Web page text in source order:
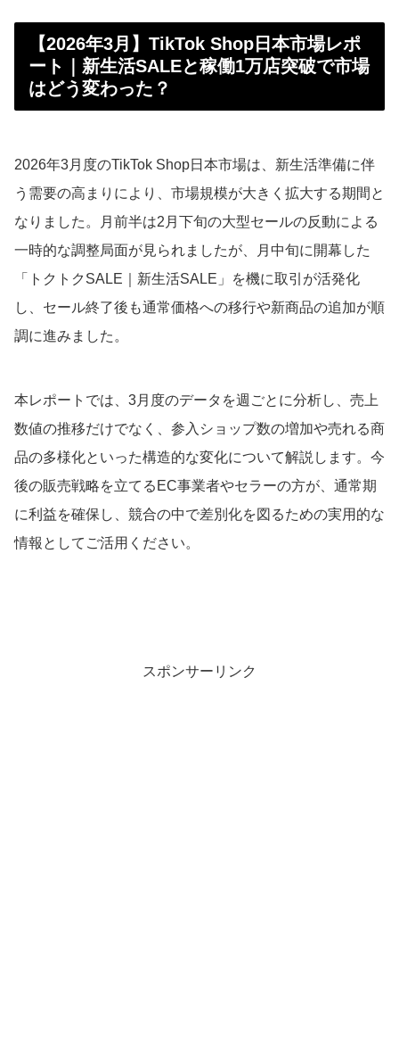
【2026年3月】TikTok Shop日本市場レポ
ート｜新生活SALEと稼働1万店突破で市場
はどう変わった？
2026年3月度のTikTok Shop日本市場は、新生活準備に伴
う需要の高まりにより、市場規模が大きく拡大する期間と
なりました。月前半は2月下旬の大型セールの反動による
一時的な調整局面が見られましたが、月中旬に開幕した
「トクトクSALE｜新生活SALE」を機に取引が活発化
し、セール終了後も通常価格への移行や新商品の追加が順
調に進みました。
本レポートでは、3月度のデータを週ごとに分析し、売上
数値の推移だけでなく、参入ショップ数の増加や売れる商
品の多様化といった構造的な変化について解説します。今
後の販売戦略を立てるEC事業者やセラーの方が、通常期
に利益を確保し、競合の中で差別化を図るための実用的な
情報としてご活用ください。
スポンサーリンク